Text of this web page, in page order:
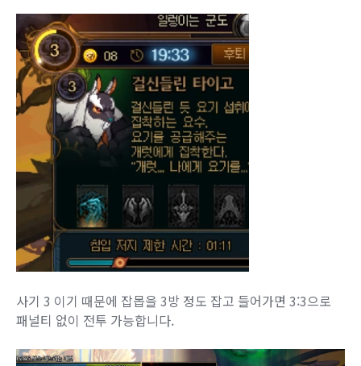
사기 3 이기 때문에 잡몹을 3방 정도 잡고 들어가면 3:3으로
패널티 없이 전투 가능합니다.